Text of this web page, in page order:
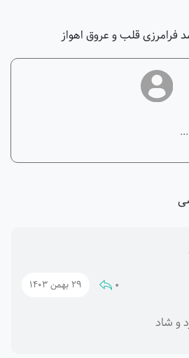
فرامرزی قلب و عروق اهواز
0 29 بهمن 1403
و شاد